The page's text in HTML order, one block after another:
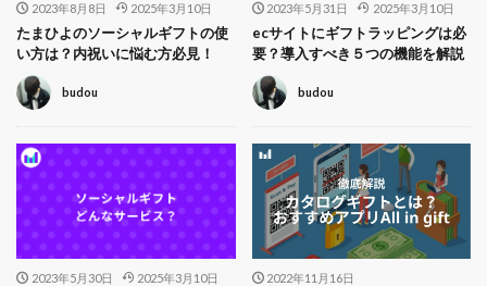
2023年8月8日 2025年3月10日
たまひよのソーシャルギフトの使
い方は？内祝いに悩む方必見！
budou
2023年5月31日 2025年3月10日
ecサイトにギフトラッピングは必
要？導入すべき５つの機能を解説
budou
2023年5月30日 2025年3月10日 2022年11月16日